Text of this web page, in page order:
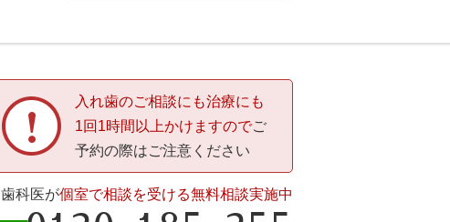
入れ歯のご相談にも治療にも
1回1時間以上かけますのでご
予約の際はご注意ください
歯科医が個室で相談を受ける無料相談実施中